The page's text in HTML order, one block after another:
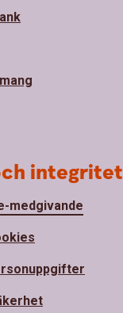
integritet
medgivande